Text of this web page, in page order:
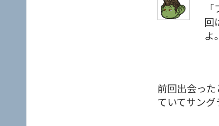
回
よ
前回出会っ
ていてサン